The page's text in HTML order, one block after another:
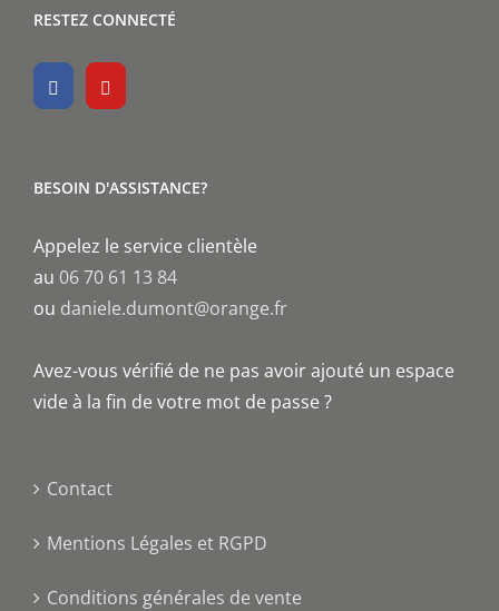
RESTEZ CONNECTÉ
BESOIN D'ASSISTANCE?
Appelez le service clientèle
au 06 70 61 13 84
ou daniele.dumont@orange.fr
Avez-vous vérifié de ne pas avoir ajouté un espace
vide à la fin de votre mot de passe ?
Contact
Mentions Légales et RGPD
Conditions générales de vente